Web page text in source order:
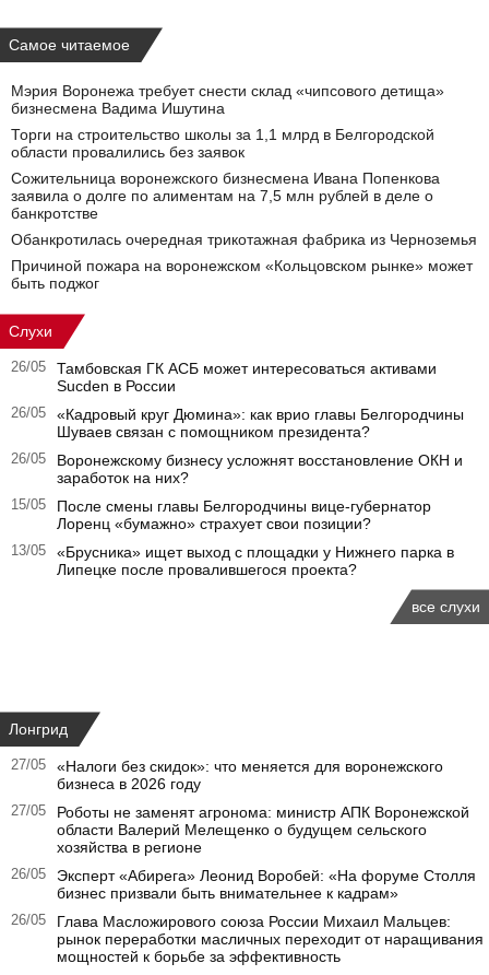
Самое читаемое
Мэрия Воронежа требует снести склад «чипсового детища»
бизнесмена Вадима Ишутина
Торги на строительство школы за 1,1 млрд в Белгородской
области провалились без заявок
Сожительница воронежского бизнесмена Ивана Попенкова
заявила о долге по алиментам на 7,5 млн рублей в деле о
банкротстве
Обанкротилась очередная трикотажная фабрика из Черноземья
Причиной пожара на воронежском «Кольцовском рынке» может
быть поджог
Слухи
26/05
Тамбовская ГК АСБ может интересоваться активами
Sucden в России
26/05
«Кадровый круг Дюмина»: как врио главы Белгородчины
Шуваев связан с помощником президента?
26/05
Воронежскому бизнесу усложнят восстановление ОКН и
заработок на них?
15/05
После смены главы Белгородчины вице-губернатор
Лоренц «бумажно» страхует свои позиции?
13/05
«Брусника» ищет выход с площадки у Нижнего парка в
Липецке после провалившегося проекта?
все слухи
Лонгрид
27/05
«Налоги без скидок»: что меняется для воронежского
бизнеса в 2026 году
27/05
Роботы не заменят агронома: министр АПК Воронежской
области Валерий Мелещенко о будущем сельского
хозяйства в регионе
26/05
Эксперт «Абирега» Леонид Воробей: «На форуме Столля
бизнес призвали быть внимательнее к кадрам»
26/05
Глава Масложирового союза России Михаил Мальцев:
рынок переработки масличных переходит от наращивания
мощностей к борьбе за эффективность